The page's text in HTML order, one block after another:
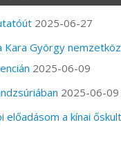
2025-06-27
Kara György
2025-06-09
2025-06-09
előadásom a kínai